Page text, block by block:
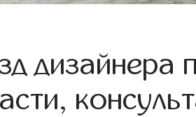
дизайнера